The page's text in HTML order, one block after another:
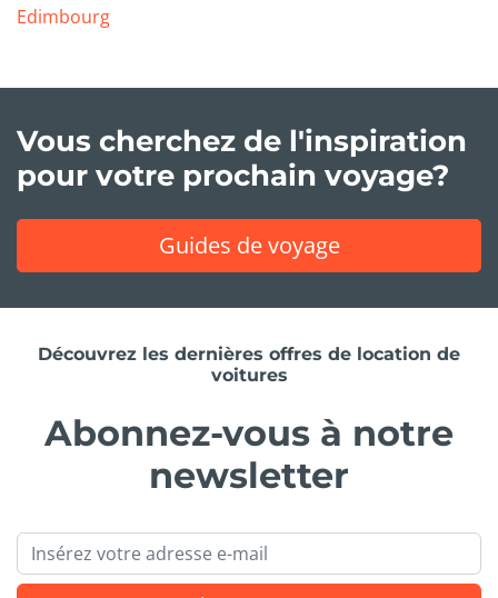
Edimbourg
Vous cherchez de l'inspiration
pour votre prochain voyage?
Guides de voyage
Découvrez les dernières offres de location de
voitures
Abonnez-vous à notre
newsletter
Email